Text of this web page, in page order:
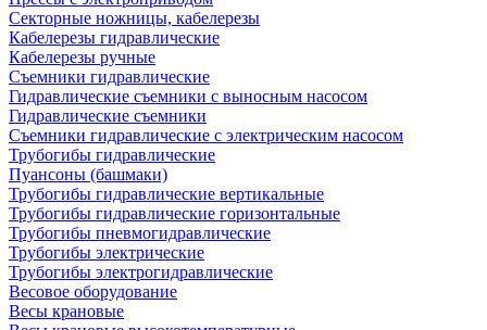
Секторные ножницы, кабелерезы
Кабелерезы гидравлические
Кабелерезы ручные
Съемники гидравлические
Гидравлические cъемники с выносным насосом
Гидравлические съемники
Съемники гидравлические с электрическим насосом
Трубогибы гидравлические
Пуансоны (башмаки)
Трубогибы гидравлические вертикальные
Трубогибы гидравлические горизонтальные
Трубогибы пневмогидравлические
Трубогибы электрические
Трубогибы электрогидравлические
Весовое оборудование
Весы крановые